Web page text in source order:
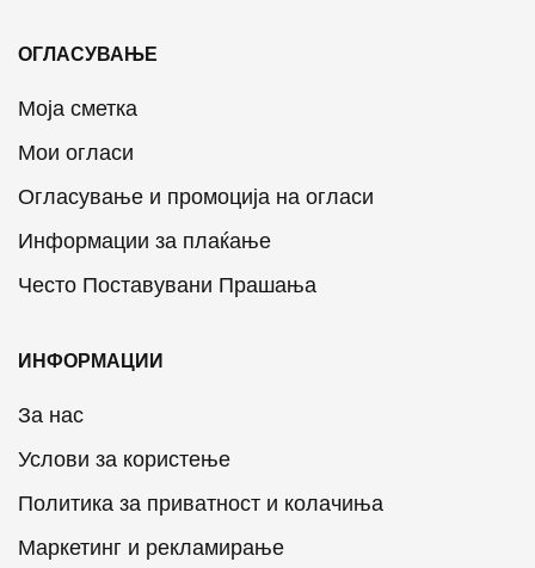
ОГЛАСУВАЊЕ
Моја сметка
Мои огласи
Огласување и промоција на огласи
Информации за плаќање
Често Поставувани Прашања
ИНФОРМАЦИИ
За нас
Услови за користење
Политика за приватност и колачиња
Маркетинг и рекламирање